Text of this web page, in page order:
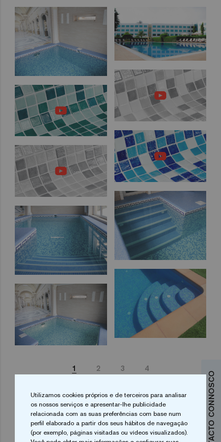
1 2 3 4
Utilizamos cookies próprios e de terceiros para analisar
os nossos serviços e apresentar-lhe publicidade
relacionada com as suas preferências com base num
perfil elaborado a partir dos seus hábitos de navegação
(por exemplo, páginas visitadas ou vídeos visualizados).